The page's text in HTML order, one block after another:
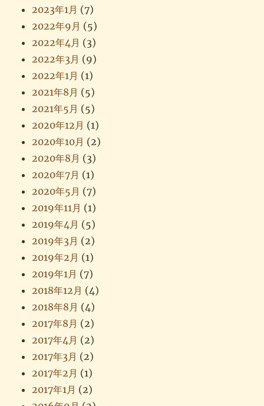
2023年1月 (7)
2022年9月 (5)
2022年4月 (3)
2022年3月 (9)
2022年1月 (1)
2021年8月 (5)
2021年5月 (5)
2020年12月 (1)
2020年10月 (2)
2020年8月 (3)
2020年7月 (1)
2020年5月 (7)
2019年11月 (1)
2019年4月 (5)
2019年3月 (2)
2019年2月 (1)
2019年1月 (7)
2018年12月 (4)
2018年8月 (4)
2017年8月 (2)
2017年4月 (2)
2017年3月 (2)
2017年2月 (1)
2017年1月 (2)